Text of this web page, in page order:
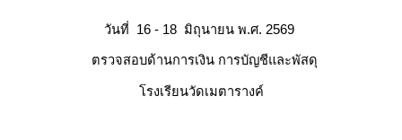
วันท 16 - 18 มิถุนายน พ.ศ. 2569
ตรวจสอบด้านการเงิน การบัญชีและพัสดุ
โรงเรียนวัดเมตารางค์